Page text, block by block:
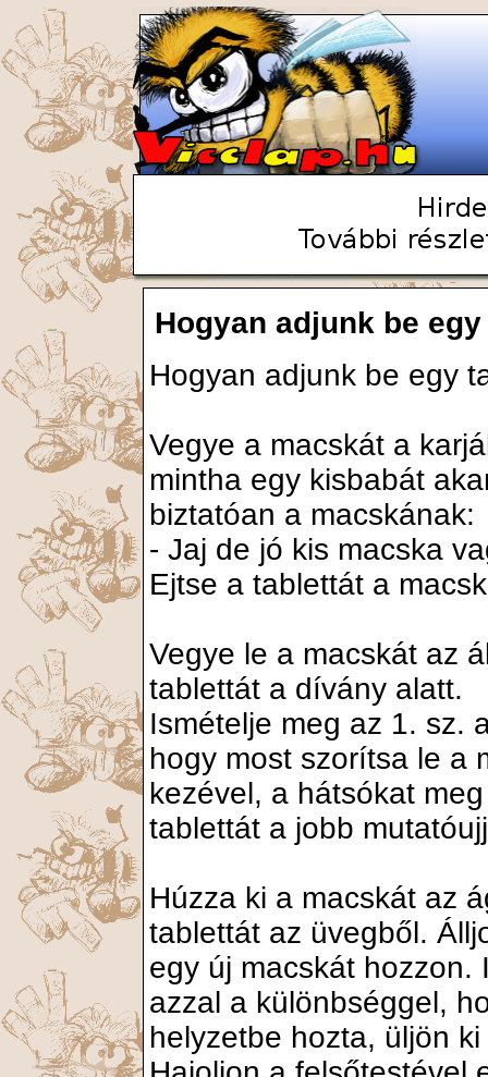
Hogyan adjunk be
Hogyan adjunk be egy
Vegye a macskát a
mintha egy kisbabát
biztatóan a macskának:
- Jaj de jó kis macska
Ejtse a tablettát a
Vegye le a macskát az
tablettát a dívány alatt.
Ismételje meg az 1. sz.
hogy most szorítsa le a
kezével, a hátsókat
tablettát a jobb
Húzza ki a macskát az
tablettát az üvegből.
egy új macskát hozzon.
azzal a különbséggel,
helyzetbe hozta, üljön